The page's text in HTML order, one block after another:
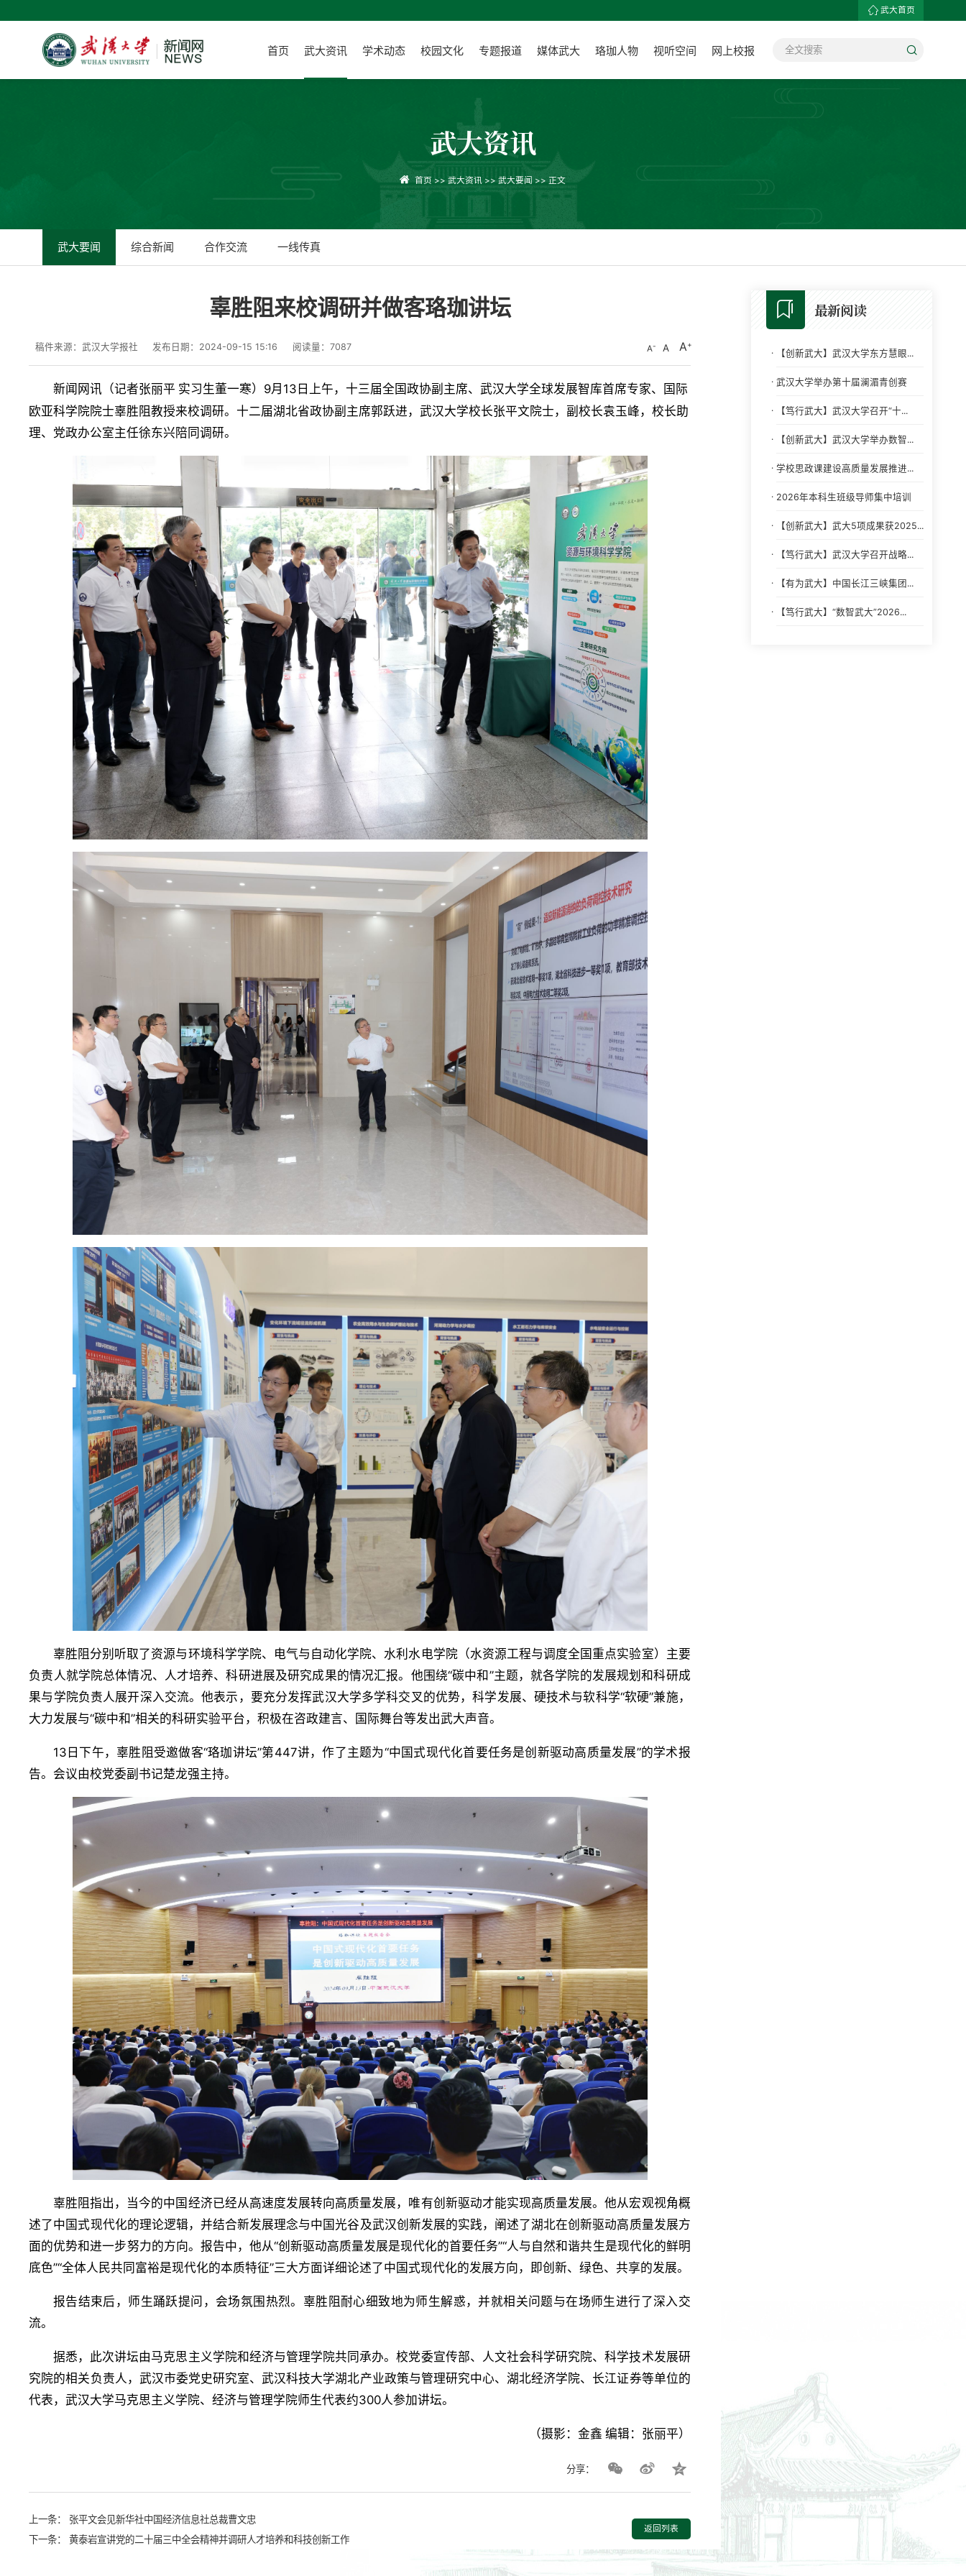
武大首页
首页 武大资讯 学术动态 校园文化 专题报道 媒体武大 珞珈人物 视听空间 网上校报
武大资讯
首页 >>武大资讯 >>武大要闻 >> 正文
武大要闻 综合新闻 合作交流 一线传真
辜胜阻来校调研并做客珞珈讲坛
稿件来源：武汉大学报社 发布日期：2024-09-15 15:16 阅读量：7087 A A A
新闻网讯（记者张丽平 实习生董一寒） 9月13日上午，十三届全国政协副主席、武汉大学全球发展智库首席专家、国际
欧亚科学院院士辜胜阻教授来校调研。十二届湖北省政协副主席郭跃进，武汉大学校长张平文院士，副校长袁玉峰，校长助
理、党政办公室主任徐东兴陪同调研。
辜胜阻分别听取了资源与环境科学学院、电气与自动化学院、水利水电学院（水资源工程与调度全国重点实验室）主要
负责人就学院总体情况、人才培养、科研进展及研究成果的情况汇报。他围绕“碳中和”主题，就各学院的发展规划和科研成
果与学院负责人展开深入交流。他表示，要充分发挥武汉大学多学科交叉的优势，科学发展、硬技术与软科学“软硬”兼施，
大力发展与“碳中和”相关的科研实验平台，积极在咨政建言、国际舞台等发出武大声音。
13日下午，辜胜阻受邀做客“珞珈讲坛”第447讲，作了主题为“中国式现代化首要任务是创新驱动高质量发展”的学术报
告。会议由校党委副书记楚龙强主持。
辜胜阻指出，当今的中国经济已经从高速度发展转向高质量发展，唯有创新驱动才能实现高质量发展。他从宏观视角概
述了中国式现代化的理论逻辑，并结合新发展理念与中国光谷及武汉创新发展的实践，阐述了湖北在创新驱动高质量发展方
面的优势和进一步努力的方向。报告中，他从“创新驱动高质量发展是现代化的首要任务”“人与自然和谐共生是现代化的鲜明
底色”“全体人民共同富裕是现代化的本质特征”三大方面详细论述了中国式现代化的发展方向，即创新、绿色、共享的发展。
报告结束后，师生踊跃提问，会场氛围热烈。辜胜阻耐心细致地为师生解惑，并就相关问题与在场师生进行了深入交
流。
据悉，此次讲坛由马克思主义学院和经济与管理学院共同承办。校党委宣传部、人文社会科学研究院、科学技术发展研
究院的相关负责人，武汉市委党史研究室、武汉科技大学湖北产业政策与管理研究中心、湖北经济学院、长江证券等单位的
代表，武汉大学马克思主义学院、经济与管理学院师生代表约300人参加讲坛。
（摄影：金鑫 编辑：张丽平）
分享：
上一条： 张平文会见新华社中国经济信息社总裁曹文忠
下一条：黄泰岩宣讲党的二十届三中全会精神并调研人才培养和科技创新工作
返回列表
最新阅读
· 【创新武大】武汉大学东方慧眼...
· 武汉大学举办第十届澜湄青创赛
· 【笃行武大】武汉大学召开“十...
· 【创新武大】武汉大学举办数智...
· 学校思政课建设高质量发展推进...
· 2026年本科生班级导师集中培训
· 【创新武大】武大5项成果获2025...
· 【笃行武大】武汉大学召开战略...
· 【有为武大】中国长江三峡集团...
· 【笃行武大】“数智武大”2026...